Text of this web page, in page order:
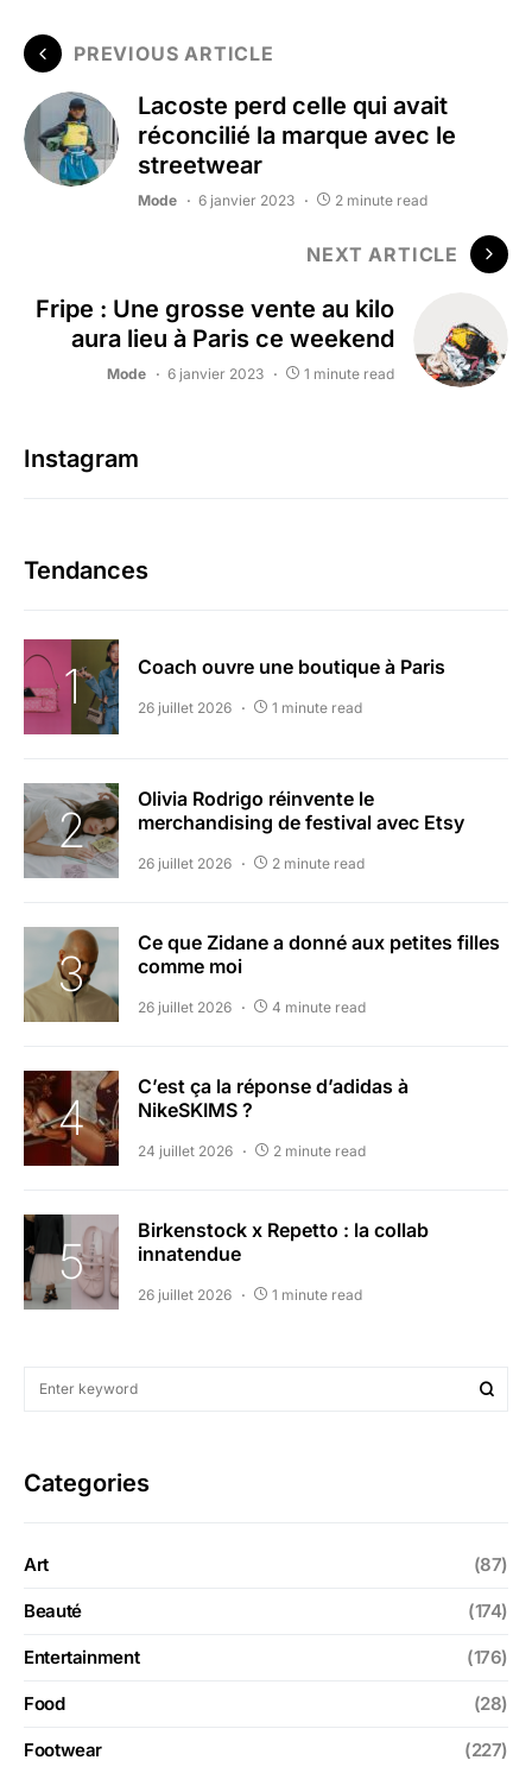
PREVIOUS ARTICLE
Lacoste perd celle qui avait
réconcilié la marque avec le
streetwear
Mode 6 janvier 2023 2 minute read
NEXT ARTICLE
Fripe : Une grosse vente au kilo
aura lieu à Paris ce weekend
Mode 6 janvier 2023 1 minute read
Instagram
Tendances
Coach ouvre une boutique à Paris
26 juillet 2026 1 minute read
Olivia Rodrigo réinvente le
merchandising de festival avec Etsy
26 juillet 2026 2 minute read
Ce que Zidane a donné aux petites filles
comme moi
26 juillet 2026 4 minute read
C’est ça la réponse d’adidas à
NikeSKIMS ?
24 juillet 2026 2 minute read
Birkenstock x Repetto : la collab
innatendue
26 juillet 2026 1 minute read
Categories
Art (87)
Beauté (174)
Entertainment (176)
Food (28)
Footwear (227)